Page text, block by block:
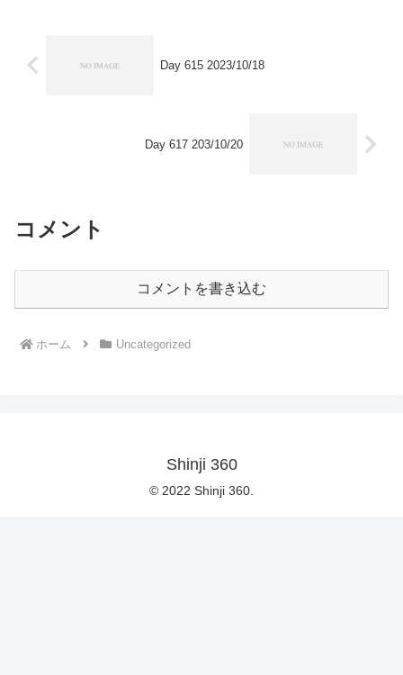
Day 615 2023/10/18
Day 617 203/10/20
コメント
コメントを書き込む
ホーム Uncategorized
Shinji 360
© 2022 Shinji 360.